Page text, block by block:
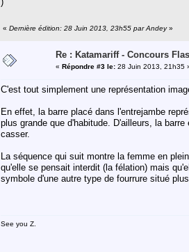
« Dernière édition: 28 Juin 2013, 23h55 par Andey»
Re : Katamariff - Concours
« Répondre #3 le: 28 Juin 2013, 21h35
C'est tout simplement une représentation
En effet, la barre placé dans l'entrejambe
plus grande que d'habitude. D'ailleurs, la
casser.
La séquence qui suit montre la femme en
qu'elle se pensait interdit (la félation) mais
symbole d'une autre type de fourrure situé
See you Z.